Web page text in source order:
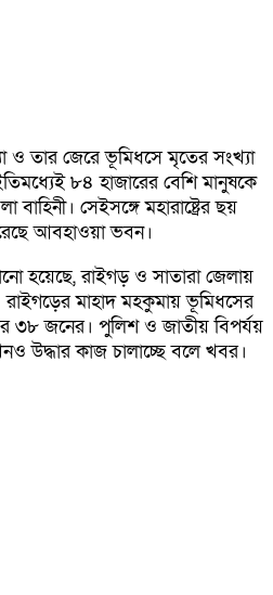
ও তার জেরে ভূমিধসে মৃতের সংখ্যা
৮৪ হাজারের বেশি মানুষকে
বাহিনী। সেইসঙ্গে মহারাষ্ট্রের ছয়
আবহাওয়া ভবন।
হয়েছে, রাইগড় ও সাতারা জেলায়
মাহাদ মহকুমায় ভূমিধসের
৩৮ জনের। পুলিশ ও জাতীয় বিপর্যয়
উদ্ধার কাজ চালাচ্ছে বলে খবর।